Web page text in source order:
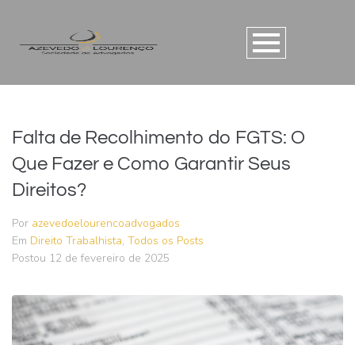
Falta de Recolhimento do FGTS: O
Que Fazer e Como Garantir Seus
Direitos?
Por azevedoelourencoadvogados
Em Direito Trabalhista, Todos os Posts
Postou 12 de fevereiro de 2025